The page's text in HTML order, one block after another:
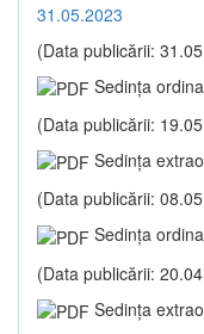
31.05.2023
(Data publicării:
Sedinţa
(Data publicării:
Sedinţa
(Data publicării:
Sedinţa
(Data publicării:
Sedinţa